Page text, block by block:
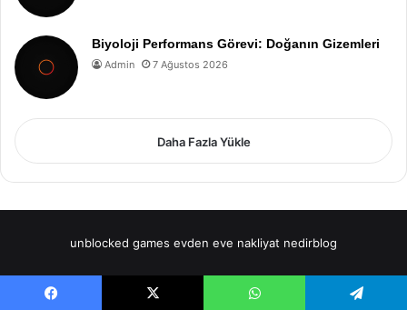
Biyoloji Performans Görevi: Doğanın Gizemleri
Admin 7 Ağustos 2026
Daha Fazla Yükle
unblocked games evden eve nakliyat nedirblog